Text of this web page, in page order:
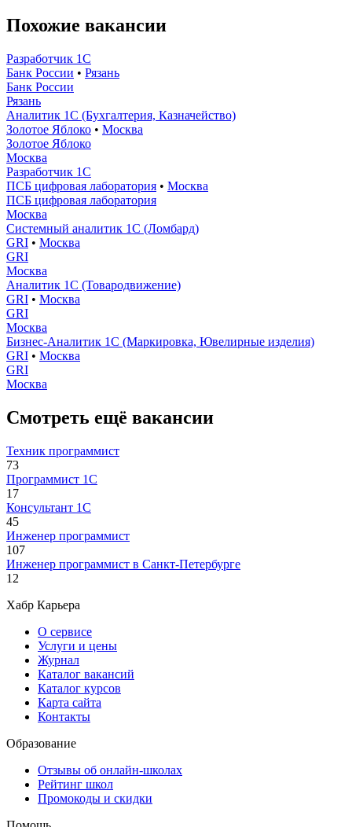
Похожие вакансии
Разработчик 1С
Банк России • Рязань
Банк России
Рязань
Аналитик 1С (Бухгалтерия, Казначейство)
Золотое Яблоко • Москва
Золотое Яблоко
Москва
Разработчик 1С
ПСБ цифровая лаборатория • Москва
ПСБ цифровая лаборатория
Москва
Системный аналитик 1С (Ломбард)
GRI • Москва
GRI
Москва
Аналитик 1С (Товародвижение)
GRI • Москва
GRI
Москва
Бизнес-Аналитик 1С (Маркировка, Ювелирные изделия)
GRI • Москва
GRI
Москва
Смотреть ещё вакансии
Техник программист
73
Программист 1С
17
Консультант 1С
45
Инженер программист
107
Инженер программист в Санкт-Петербурге
12
Хабр Карьера
О сервисе
Услуги и цены
Журнал
Каталог вакансий
Каталог курсов
Карта сайта
Контакты
Образование
Отзывы об онлайн-школах
Рейтинг школ
Промокоды и скидки